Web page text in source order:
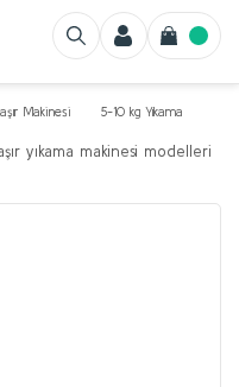
Makinesi 5-10 kg Yıkama
yıkama makinesi modelleri